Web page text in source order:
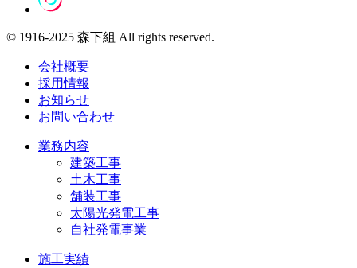
© 1916-2025 森下組 All rights reserved.
会社概要
採用情報
お知らせ
お問い合わせ
業務内容
建築工事
土木工事
舗装工事
太陽光発電工事
自社発電事業
施工実績